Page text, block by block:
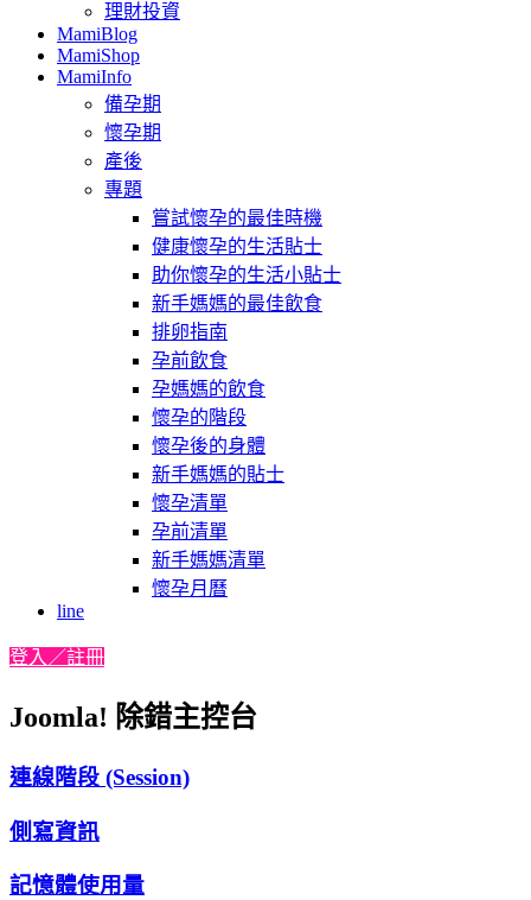
理財投資
MamiBlog
MamiShop
MamiInfo
備孕期
懷孕期
產後
專題
嘗試懷孕的最佳時機
健康懷孕的生活貼士
助你懷孕的生活小貼士
新手媽媽的最佳飲食
排卵指南
孕前飲食
孕媽媽的飲食
懷孕的階段
懷孕後的身體
新手媽媽的貼士
懷孕清單
孕前清單
新手媽媽清單
懷孕月曆
line
登入／註冊
Joomla! 除錯主控台
連線階段 (Session)
側寫資訊
記憶體使用量